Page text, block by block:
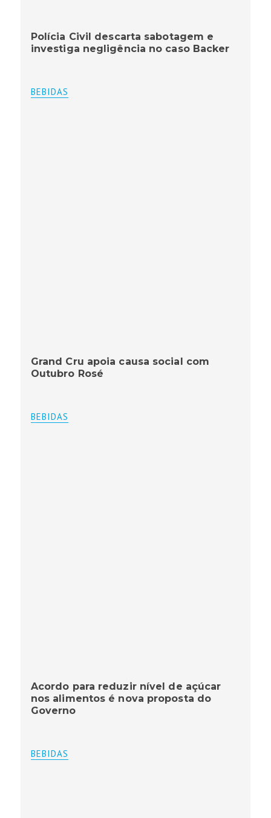
Polícia Civil descarta sabotagem e
investiga negligência no caso Backer
BEBIDAS
Grand Cru apoia causa social com
Outubro Rosé
BEBIDAS
Acordo para reduzir nível de açúcar
nos alimentos é nova proposta do
Governo
BEBIDAS